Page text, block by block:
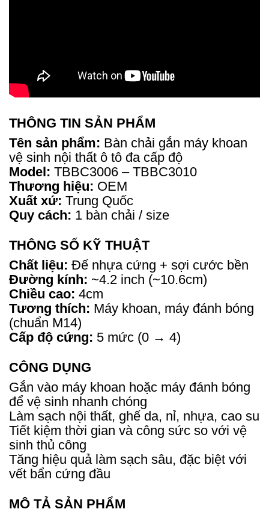
THÔNG TIN SẢN PHẨM
Tên sản phẩm: Bàn chải gắn máy khoan
vệ sinh nội thất ô tô đa cấp độ
Model: TBBC3006 – TBBC3010
Thương hiệu: OEM
Xuất xứ: Trung Quốc
Quy cách: 1 bàn chải / size
THÔNG SỐ KỸ THUẬT
Chất liệu: Đế nhựa cứng + sợi cước bền
Đường kính: ~4.2 inch (~10.6cm)
Chiều cao: 4cm
Tương thích: Máy khoan, máy đánh bóng
(chuẩn M14)
Cấp độ cứng: 5 mức (0 → 4)
CÔNG DỤNG
Gắn vào máy khoan hoặc máy đánh bóng
để vệ sinh nhanh chóng
Làm sạch nội thất, ghế da, nỉ, nhựa, cao su
Tiết kiệm thời gian và công sức so với vệ
sinh thủ công
Tăng hiệu quả làm sạch sâu, đặc biệt với
vết bẩn cứng đầu
MÔ TẢ SẢN PHẨM